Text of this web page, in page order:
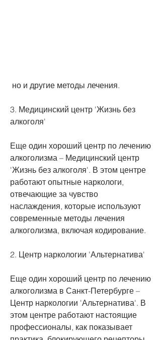
но и другие методы лечения.
3. Медицинский центр 'Жизнь без
алкоголя'
Еще один хороший центр по лечению
алкоголизма – Медицинский центр
'Жизнь без алкоголя'. В этом центре
работают опытные наркологи,
отвечающие за чувство
наслаждения, которые используют
современные методы лечения
алкоголизма, включая кодирование.
2. Центр наркологии 'Альтернатива'
Еще один хороший центр по лечению
алкоголизма в Санкт-Петербурге –
Центр наркологии 'Альтернатива'. В
этом центре работают настоящие
профессионалы, как показывает